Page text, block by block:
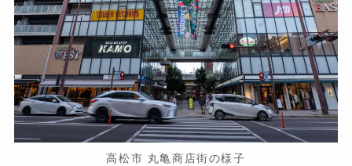
高松市 丸亀商店街の様子